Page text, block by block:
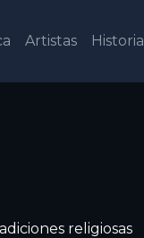
Artistas Historia
religiosas